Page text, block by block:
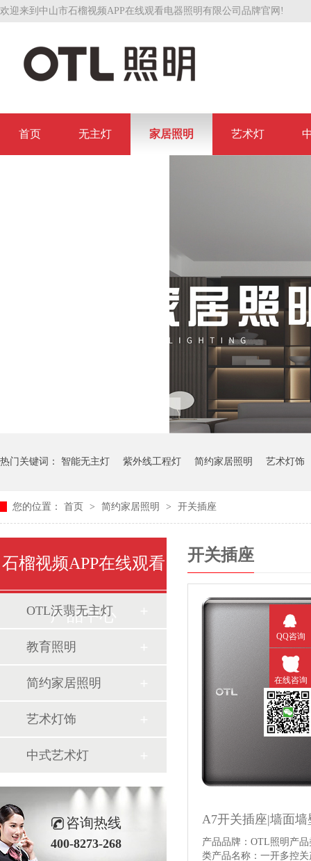
欢迎来到中山市石榴视频APP在线观看电器照明有限公司品牌官网!
首页 无主灯 家居照明 艺术灯
热门关键词： 智能无主灯 紫外线工程灯 简约家居照明 艺术灯饰
您的位置： 首页 > 简约家居照明 > 开关插座
石榴视频APP在线观看
产品中心
OTL沃翡无主灯
教育照明
简约家居照明
艺术灯饰
中式艺术灯
咨询热线
400-8273-268
开关插座
产品品牌：OTL照明产品
类产品名称：一开多控
QQ咨询
在线咨询
微信扫一扫